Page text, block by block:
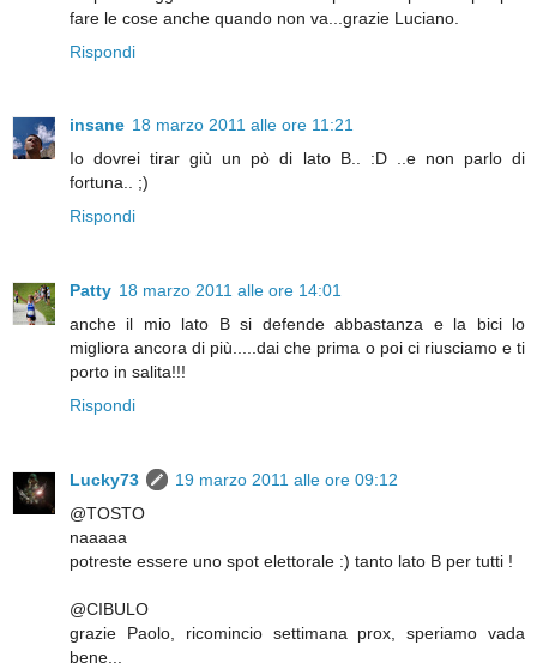
fare le cose anche quando non va...grazie Luciano.
Rispondi
insane 18 marzo 2011 alle ore 11:21
Io dovrei tirar giù un pò di lato B.. :D ..e non parlo di
fortuna.. ;)
Rispondi
Patty 18 marzo 2011 alle ore 14:01
anche il mio lato B si defende abbastanza e la bici lo
migliora ancora di più.....dai che prima o poi ci riusciamo e ti
porto in salita!!!
Rispondi
Lucky73
19 marzo 2011 alle ore 09:12
@TOSTO
naaaaa
potreste essere uno spot elettorale :) tanto lato B per tutti !
@CIBULO
grazie Paolo, ricomincio settimana prox, speriamo vada
bene...